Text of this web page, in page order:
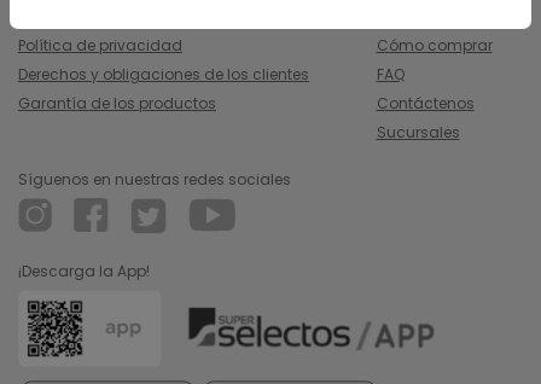
Política de privacidad
Derechos y obligaciones de los clientes
Garantía de los productos
Cómo comprar
FAQ
Contáctenos
Sucursales
Síguenos en nuestras redes sociales
¡Descarga la App!